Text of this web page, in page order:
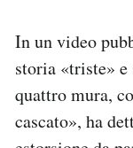
In un video
storia «triste» e
quattro mura,
cascato», ha